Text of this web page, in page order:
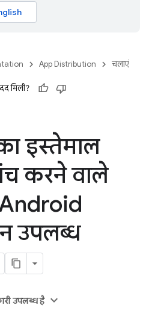
App Distribution चलाएं
मिली?
इस्तेमाल
करने वाले
उपलब्ध
उपलब्ध है